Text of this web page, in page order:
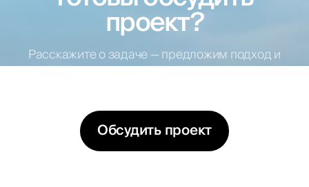
проект?
Расскажите о задаче — предложим подход и
Обсудить проект